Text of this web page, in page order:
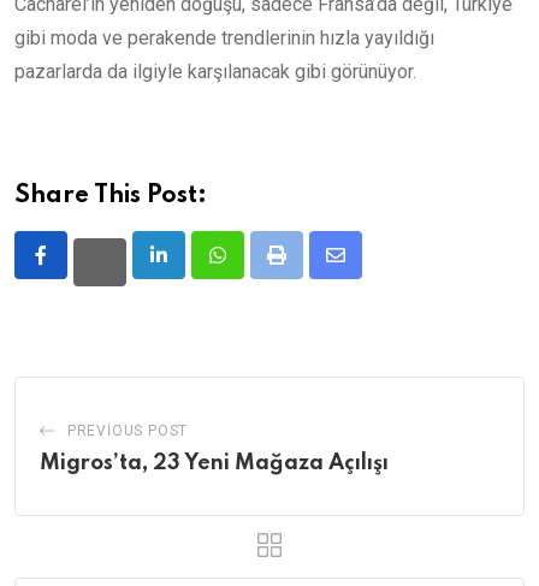
gibi moda ve perakende trendlerinin hızla yayıldığı
pazarlarda da ilgiyle karşılanacak gibi görünüyor.
Share This Post:
LinkedInWhatsappPrint
Share
PREVIOUS POST
Migros’ta, 23 Yeni Mağaza Açılışı